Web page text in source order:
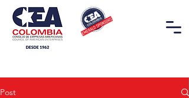
Post